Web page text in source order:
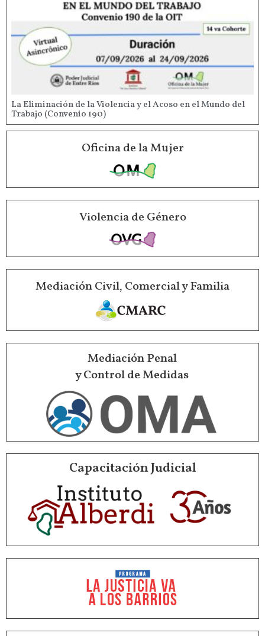
La Eliminación de la Violencia y el Acoso en el Mundo del
Trabajo (Convenio 190)
Oficina de la Mujer
Violencia de Género
Mediación Civil, Comercial y Familia
Mediación Penal
y Control de Medidas
Capacitación Judicial